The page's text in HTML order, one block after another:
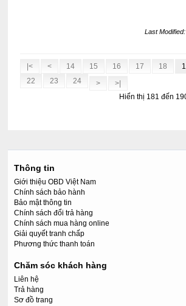
Last
|< < 14 15 16 17 18
22
23 24
>
>|
Hiển thị 181 đến
Thông tin
Giới thiệu OBD Việt Nam
Chính sách bảo hành
Bảo mật thông tin
Chính sách đổi trả hàng
Chính sách mua hàng online
Giải quyết tranh chấp
Phương thức thanh toán
Chăm sóc khách hàng
Liên hệ
Trả hàng
Sơ đồ trang